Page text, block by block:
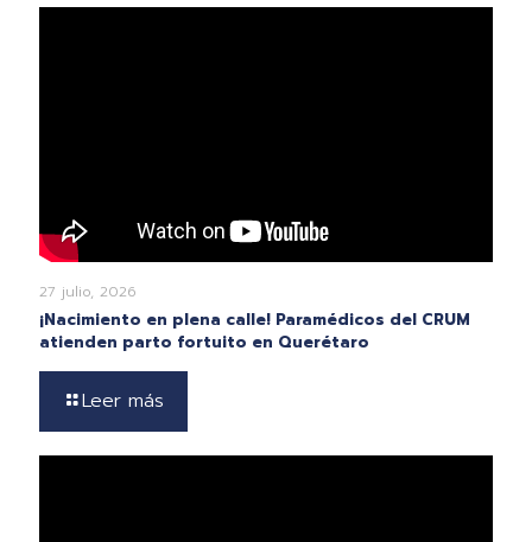
27 julio, 2026
¡Nacimiento en plena calle! Paramédicos del CRUM
atienden parto fortuito en Querétaro
Leer más